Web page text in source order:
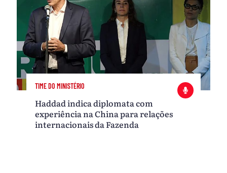
TIME DO MINISTÉRIO
Haddad indica diplomata com
experiência na China para relações
internacionais da Fazenda